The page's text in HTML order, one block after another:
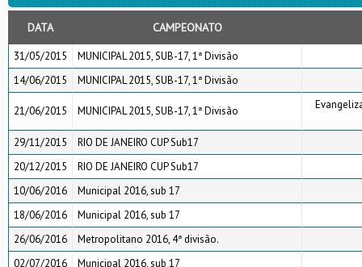
DATA CAMPEONATO
31/05/2015
MUNICIPAL 2015, SUB-17, 1ª Divisão
14/06/2015
MUNICIPAL 2015, SUB-17, 1ª Divisão
21/06/2015 MUNICIPAL 2015, SUB-17, 1ª Divisão
29/11/2015 RIO DE JANEIRO CUP Sub17
20/12/2015
RIO DE JANEIRO CUP Sub17
10/06/2016
Municipal 2016, sub 17
18/06/2016
Municipal 2016, sub 17
26/06/2016
Metropolitano 2016, 4ª divisão.
02/07/2016
Municipal 2016, sub 17